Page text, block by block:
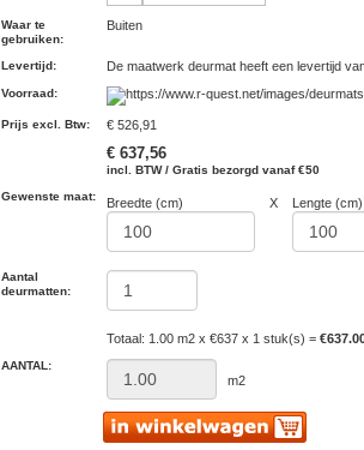
Waar te
gebruiken:
Buiten
Levertijd : De maatwerk deurmat heeft een levertijd
Voorraad :
Prijs excl. Btw: € 526,91
€ 637,56
incl. BTW / Gratis bezorgd vanaf €50
Gewenste maat:
Breedte (cm) X Lengte (cm)
Aantal
deurmatten:
Totaal: 1.00 m2 x €637 x 1 stuk(s) =
AANTAL:
m2